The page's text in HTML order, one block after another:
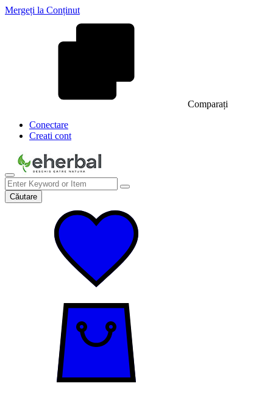
Mergeți la Conținut
Comparați
Conectare
Creati cont
Căutare